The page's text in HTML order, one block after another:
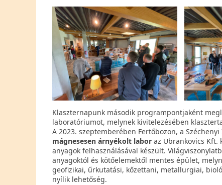
Klaszternapunk második programpontjaként
laboratóriumot, melynek kivitelezésében
A 2023. szeptemberében Fertőbozon, a
mágnesesen árnyékolt labor az Ubrankovics Kft.
anyagok felhasználásával készült.
anyagoktól és kötőelemektől mentes épület,
geofizikai, űrkutatási, kőzettani, metallurgiai,
nyílik lehetőség.